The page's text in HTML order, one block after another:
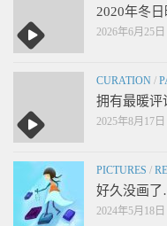
2020年冬
2026年6月25日
CURATION /
拥有最暖评
2025年8月17日
PICTURES /
好久没画
2024年5月18日